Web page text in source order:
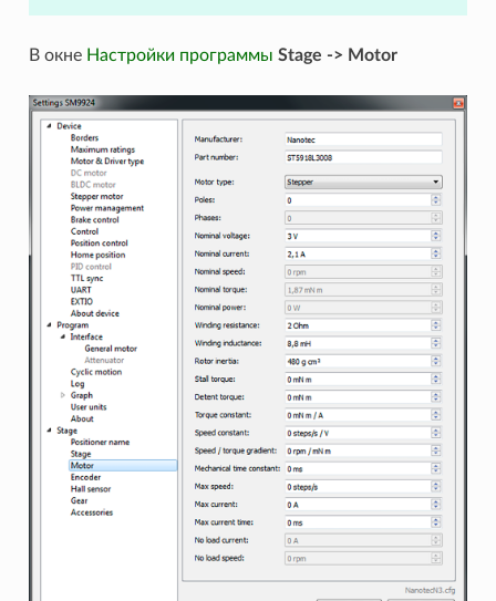
В окне Настройки программы Stage -> Motor